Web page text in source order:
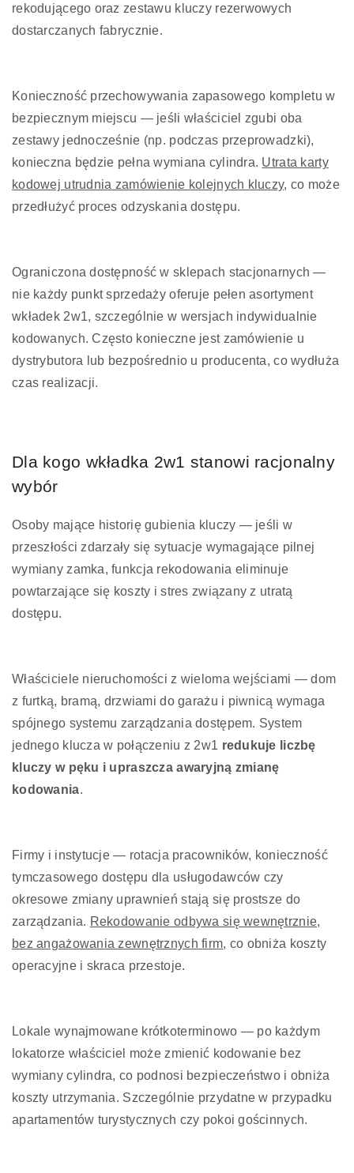
rekodującego oraz zestawu kluczy rezerwowych
dostarczanych fabrycznie.
Konieczność przechowywania zapasowego kompletu w
bezpiecznym miejscu — jeśli właściciel zgubi oba
zestawy jednocześnie (np. podczas przeprowadzki),
konieczna będzie pełna wymiana cylindra. Utrata karty
kodowej utrudnia zamówienie kolejnych kluczy, co może
przedłużyć proces odzyskania dostępu.
Ograniczona dostępność w sklepach stacjonarnych —
nie każdy punkt sprzedaży oferuje pełen asortyment
wkładek 2w1, szczególnie w wersjach indywidualnie
kodowanych. Często konieczne jest zamówienie u
dystrybutora lub bezpośrednio u producenta, co wydłuża
czas realizacji.
Dla kogo wkładka 2w1 stanowi racjonalny
wybór
Osoby mające historię gubienia kluczy — jeśli w
przeszłości zdarzały się sytuacje wymagające pilnej
wymiany zamka, funkcja rekodowania eliminuje
powtarzające się koszty i stres związany z utratą
dostępu.
Właściciele nieruchomości z wieloma wejściami — dom
z furtką, bramą, drzwiami do garażu i piwnicą wymaga
spójnego systemu zarządzania dostępem. System
jednego klucza w połączeniu z 2w1 redukuje liczbę
kluczy w pęku i upraszcza awaryjną zmianę
kodowania.
Firmy i instytucje — rotacja pracowników, konieczność
tymczasowego dostępu dla usługodawców czy
okresowe zmiany uprawnień stają się prostsze do
zarządzania. Rekodowanie odbywa się wewnętrznie,
bez angażowania zewnętrznych firm, co obniża koszty
operacyjne i skraca przestoje.
Lokale wynajmowane krótkoterminowo — po każdym
lokatorze właściciel może zmienić kodowanie bez
wymiany cylindra, co podnosi bezpieczeństwo i obniża
koszty utrzymania. Szczególnie przydatne w przypadku
apartamentów turystycznych czy pokoi gościnnych.